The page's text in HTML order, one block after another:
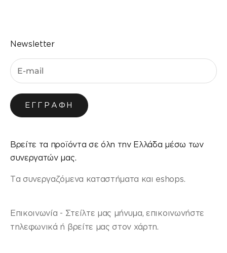
Newsletter
ΕΓΓΡΑΦΉ
Βρείτε τα προϊόντα σε όλη την Ελλάδα μέσω των
συνεργατών μας.
Τα συνεργαζόμενα καταστήματα και eshops.
Επικοινωνία - Στείλτε μας μήνυμα, επικοινωνήστε
τηλεφωνικά ή βρείτε μας στον χάρτη.